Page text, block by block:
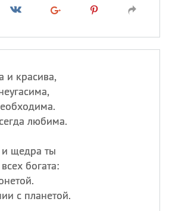
и красива,
любима.
и щедра ты
богата:
с планетой.